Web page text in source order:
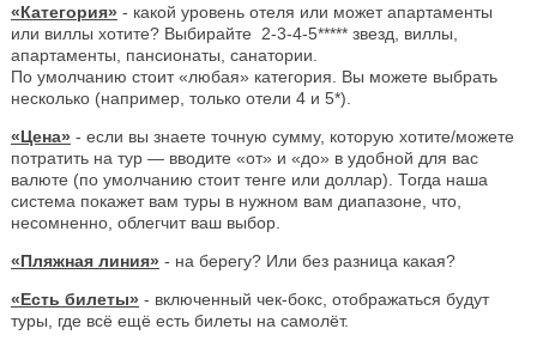
«Категория» - какой уровень отеля или может апартаменты
или виллы хотите? Выбирайте 2-3-4-5***** звезд, виллы,
апартаменты, пансионаты, санатории.
По умолчанию стоит «любая» категория. Вы можете выбрать
несколько (например, только отели 4 и 5*).
«Цена» - если вы знаете точную сумму, которую хотите/можете
потратить на тур — вводите «от» и «до» в удобной для вас
валюте (по умолчанию стоит тенге или доллар). Тогда наша
система покажет вам туры в нужном вам диапазоне, что,
несомненно, облегчит ваш выбор.
«Пляжная линия» - на берегу? Или без разница какая?
«Есть билеты» - включенный чек-бокс, отображаться будут
туры, где всё ещё есть билеты на самолёт.